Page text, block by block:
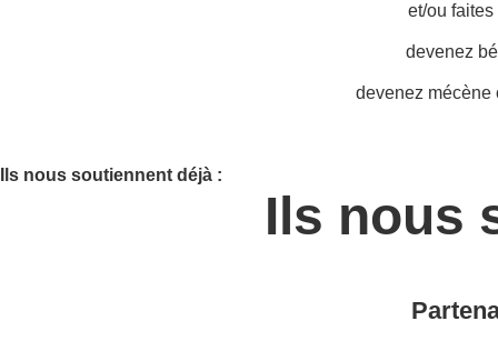
et/ou
devenez
devenez mécène
Ils nous soutiennent déjà :
Ils nous